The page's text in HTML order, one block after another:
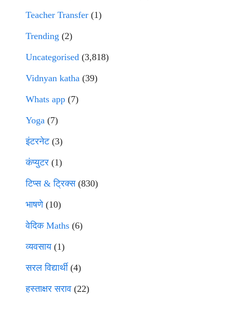
Teacher Transfer (1)
Trending (2)
Uncategorised (3,818)
Vidnyan katha (39)
Whats app (7)
Yoga (7)
इंटरनेट(3)
कंप्युटर (1)
टिप्स & ट्रिक्स(830)
भाषणे(10)
वेदिक Maths (6)
व्यवसाय(1)
सरल विद्यार्थी(4)
हस्ताक्षर सराव (22)